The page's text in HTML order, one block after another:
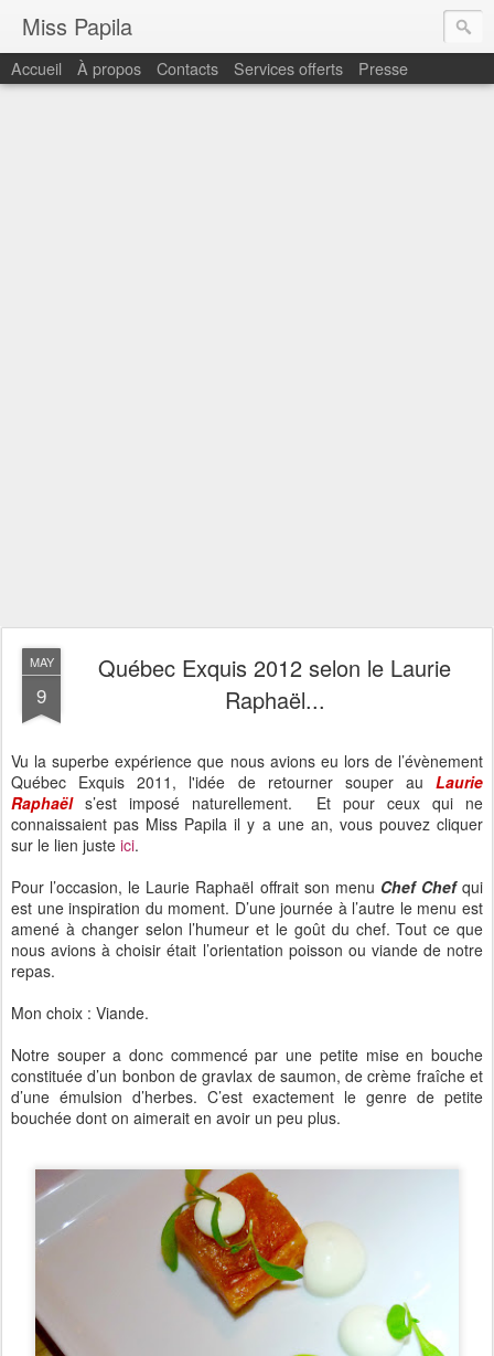
Miss Papila
Accueil À propos Contacts Services offerts Presse
MAY
9
Québec Exquis 2012 selon le Laurie
Raphaël...
Vu la superbe expérience que nous avions eu lors de l’évènement
Québec Exquis 2011, l'idée de retourner souper au Laurie
Raphaëls’est imposé naturellement. Et pour ceux qui ne
connaissaient pas Miss Papila il y a une an, vous pouvez cliquer
sur le lien juste ici.
Pour l’occasion, le Laurie Raphaël offrait son menu Chef Chefqui
est une inspiration du moment. D’une journée à l’autre le menu est
amené à changer selon l’humeur et le goût du chef. Tout ce que
nous avions à choisir était l’orientation poisson ou viande de notre
repas.
Mon choix : Viande.
Notre souper a donc commencé par une petite mise en bouche
constituée d’un bonbon de gravlax de saumon, de crème fraîche et
d’une émulsion d’herbes. C’est exactement le genre de petite
bouchée dont on aimerait en avoir un peu plus.